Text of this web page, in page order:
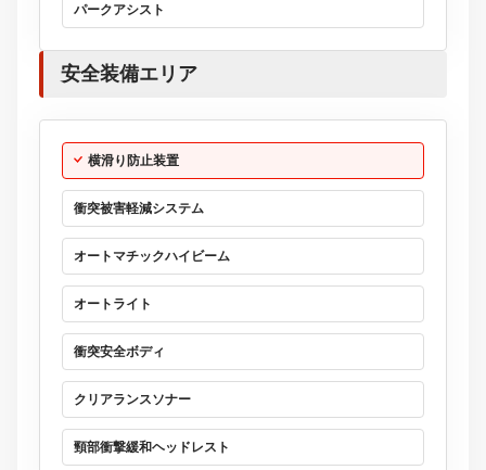
パークアシスト
安全装備エリア
横滑り防止装置
衝突被害軽減システム
オートマチックハイビーム
オートライト
衝突安全ボディ
クリアランスソナー
頸部衝撃緩和ヘッドレスト